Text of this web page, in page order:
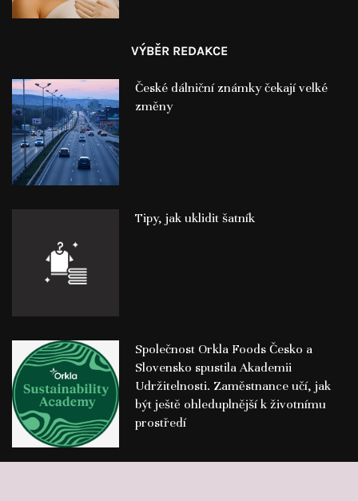
VÝBĚR REDAKCE
České dálniční známky čekají velké
změny
Tipy, jak uklidit šatník
Společnost Orkla Foods Česko a
Slovensko spustila Akademii
Udržitelnosti. Zaměstnance učí, jak
být ještě ohleduplnější k životnímu
prostředí